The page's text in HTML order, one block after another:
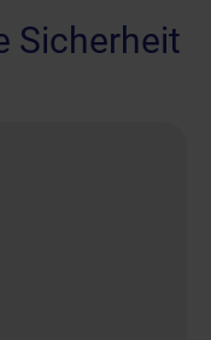
Sicherheit